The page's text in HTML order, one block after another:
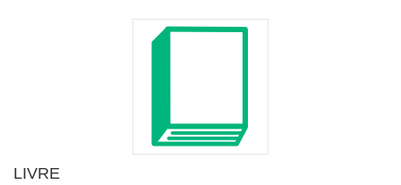
LIVRE